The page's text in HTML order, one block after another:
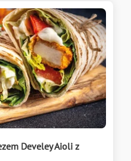
Develey Aioli z